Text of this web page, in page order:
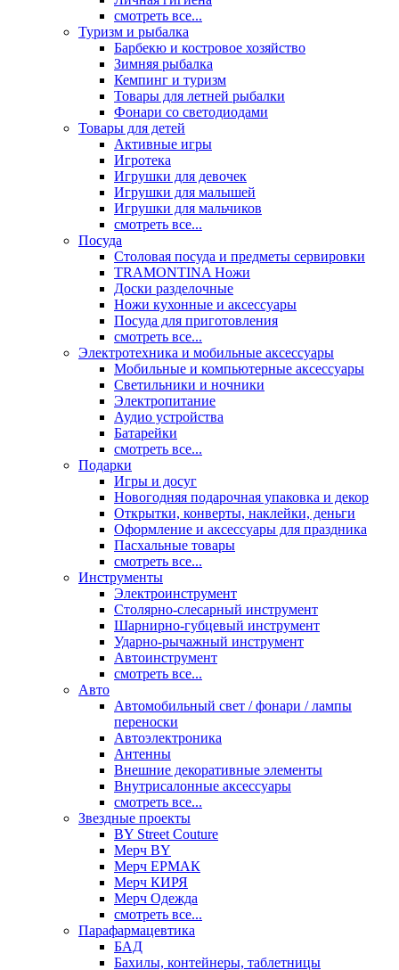
смотреть все...
Туризм и рыбалка
Барбекю и костровое хозяйство
Зимняя рыбалка
Кемпинг и туризм
Товары для летней рыбалки
Фонари со светодиодами
Товары для детей
Активные игры
Игротека
Игрушки для девочек
Игрушки для малышей
Игрушки для мальчиков
смотреть все...
Посуда
Столовая посуда и предметы сервировки
TRAMONTINA Ножи
Доски разделочные
Ножи кухонные и аксессуары
Посуда для приготовления
смотреть все...
Электротехника и мобильные аксессуары
Мобильные и компьютерные аксессуары
Светильники и ночники
Электропитание
Аудио устройства
Батарейки
смотреть все...
Подарки
Игры и досуг
Новогодняя подарочная упаковка и декор
Открытки, конверты, наклейки, деньги
Оформление и аксессуары для праздника
Пасхальные товары
смотреть все...
Инструменты
Электроинструмент
Столярно-слесарный инструмент
Шарнирно-губцевый инструмент
Ударно-рычажный инструмент
Автоинструмент
смотреть все...
Авто
Автомобильный свет / фонари / лампы
переноски
Автоэлектроника
Антенны
Внешние декоративные элементы
Внутрисалонные аксессуары
смотреть все...
Звездные проекты
BY Street Couture
Мерч BY
Мерч ЕРМАК
Мерч КИРЯ
Мерч Одежда
смотреть все...
Парафармацевтика
БАД
Бахилы, контейнеры, таблетницы